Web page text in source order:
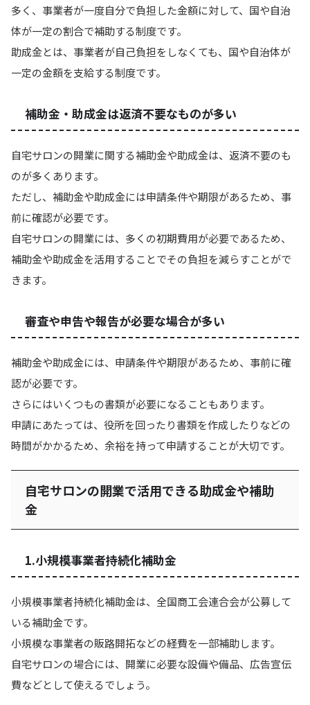
多く、事業者が一度自分で負担した金額に対して、国や自治
体が一定の割合で補助する制度です。
助成金とは、事業者が自己負担をしなくても、国や自治体が
一定の金額を支給する制度です。
補助金・助成金は返済不要なものが多い
自宅サロンの開業に関する補助金や助成金は、返済不要のも
のが多くあります。
ただし、補助金や助成金には申請条件や期限があるため、事
前に確認が必要です。
自宅サロンの開業には、多くの初期費用が必要であるため、
補助金や助成金を活用することでその負担を減らすことがで
きます。
審査や申告や報告が必要な場合が多い
補助金や助成金には、申請条件や期限があるため、事前に確
認が必要です。
さらにはいくつもの書類が必要になることもあります。
申請にあたっては、役所を回ったり書類を作成したりなどの
時間がかかるため、余裕を持って申請することが大切です。
自宅サロンの開業で活用できる助成金や補助
金
1.小規模事業者持続化補助金
小規模事業者持続化補助金は、全国商工会連合会が公募して
いる補助金です。
小規模な事業者の販路開拓などの経費を一部補助します。
自宅サロンの場合には、開業に必要な設備や備品、広告宣伝
費などとして使えるでしょう。